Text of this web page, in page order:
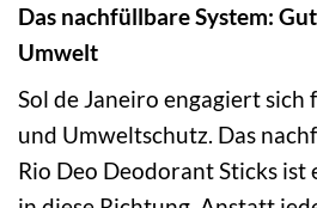
Das nachfüllbare System:
Umwelt
Sol de Janeiro engagiert
und Umweltschutz. Das
Rio Deo Deodorant Sticks